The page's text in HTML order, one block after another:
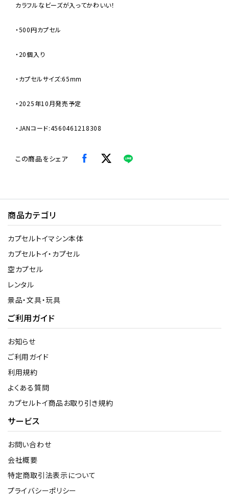
カラフルなビーズが入ってかわいい！
・500円カプセル
・20個入り
・カプセルサイズ:65mm
・2025年10月発売予定
・JANコード:4560461218308
この商品をシェア
商品カテゴリ
カプセルトイマシン本体
カプセルトイ・カプセル
空カプセル
レンタル
景品・文具・玩具
ご利用ガイド
お知らせ
ご利用ガイド
利用規約
よくある質問
カプセルトイ商品お取り引き規約
サービス
お問い合わせ
会社概要
特定商取引法表示について
プライバシーポリシー